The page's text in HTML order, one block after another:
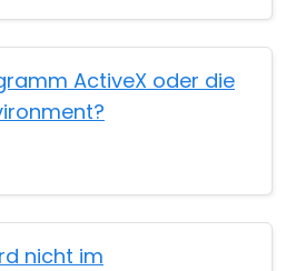
ActiveX oder die
nicht im